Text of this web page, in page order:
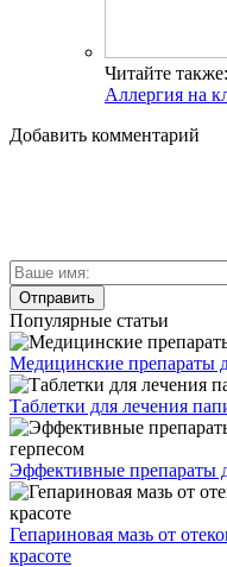
Читайте также:
Аллергия на
Добавить комментарий
Популярные статьи
Медицинские препараты
Таблетки для лечения
Эффективные препараты
Гепариновая мазь от
красоте